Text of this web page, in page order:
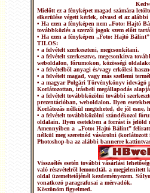
Mielőtt ez a fényképet magad számára
elkerülése végett kérlek, olvasd el az alábbi
• Ha ezen a fényképen nem „Foto: Hajtó
továbbközlés a szerzői jogok szem előtt
• Ha ezen a fényképen „Foto: Hajtó
TILOS:
• a felvételt szerkeszteni, megcsonkítani.
• a felvételt szerkesztve, megcsonkítva
weboldalon, fórumokon, közösségi
• a felvételből anyagi és/vagy erkölcsi
• a felvételt magad, vagy más szellemi
• a magyar Polgári Törvénykönyv idevágó
Korlátozottan, írásbeli megállapodás
• a felvételt továbbközölni további
prezentációban, weboldalon. Ilyen
Korlátozás nélkül megteheted, de jól esne,
• a felvételt továbbközölni szándékozol
oldalain. Ilyen esetekben a forrást is jelöld
Amennyiben a „Foto: Hajtó Bálint”
nélkül meg szeretnéd vásárolni (korlátozott
Photoshop-ba az alábbi bannerre kattintva:
Visszaélés esetén további vásárlási
való részvételről lemondtál, a megjelenített
oldal üzemeltetőjénél kezdeményezem.
vonatkozó paragrafusai a mérvadók.
Köszönöm figyelmed.